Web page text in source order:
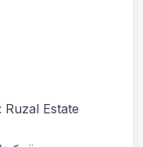
Estate